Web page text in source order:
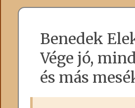
Benedek
Vége jó,
és más